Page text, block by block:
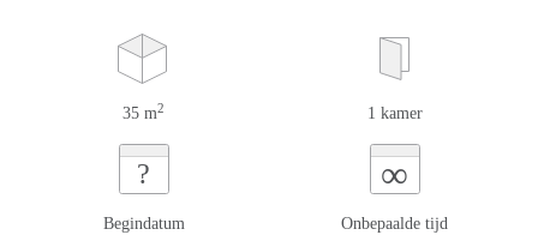
35 m2 1 kamer
?
Begindatum
∞
Onbepaalde tijd